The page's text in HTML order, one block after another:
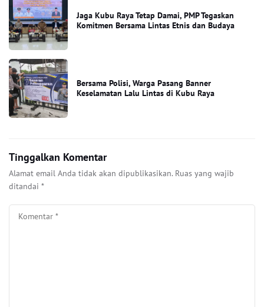
Jaga Kubu Raya Tetap Damai, PMP Tegaskan
Komitmen Bersama Lintas Etnis dan Budaya
Bersama Polisi, Warga Pasang Banner
Keselamatan Lalu Lintas di Kubu Raya
Tinggalkan Komentar
Alamat email Anda tidak akan dipublikasikan. Ruas yang wajib
ditandai *